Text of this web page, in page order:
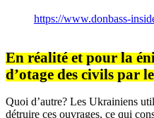
https://www.donbass-
En réalité et pour la
d’otage des civils par
Quoi d’autre? Les Ukrainiens
détruire ces ouvrages, ce qui